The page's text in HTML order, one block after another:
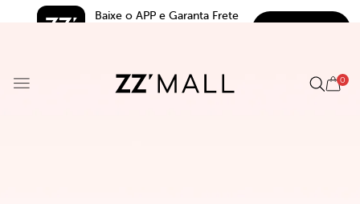
Baixe o APP e Garanta Frete
0